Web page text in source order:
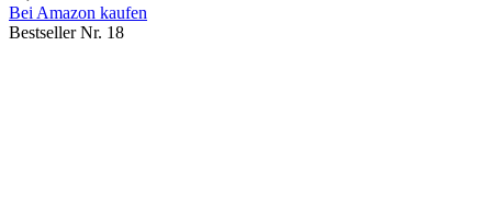
Bei Amazon kaufen
Bestseller Nr. 18